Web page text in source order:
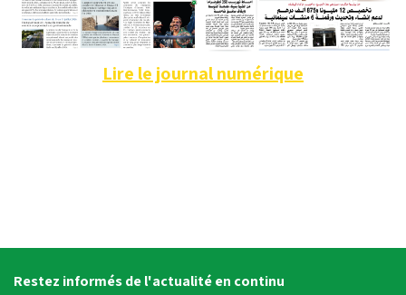
Lire le journal numérique
Restez informés de l'actualité en continu